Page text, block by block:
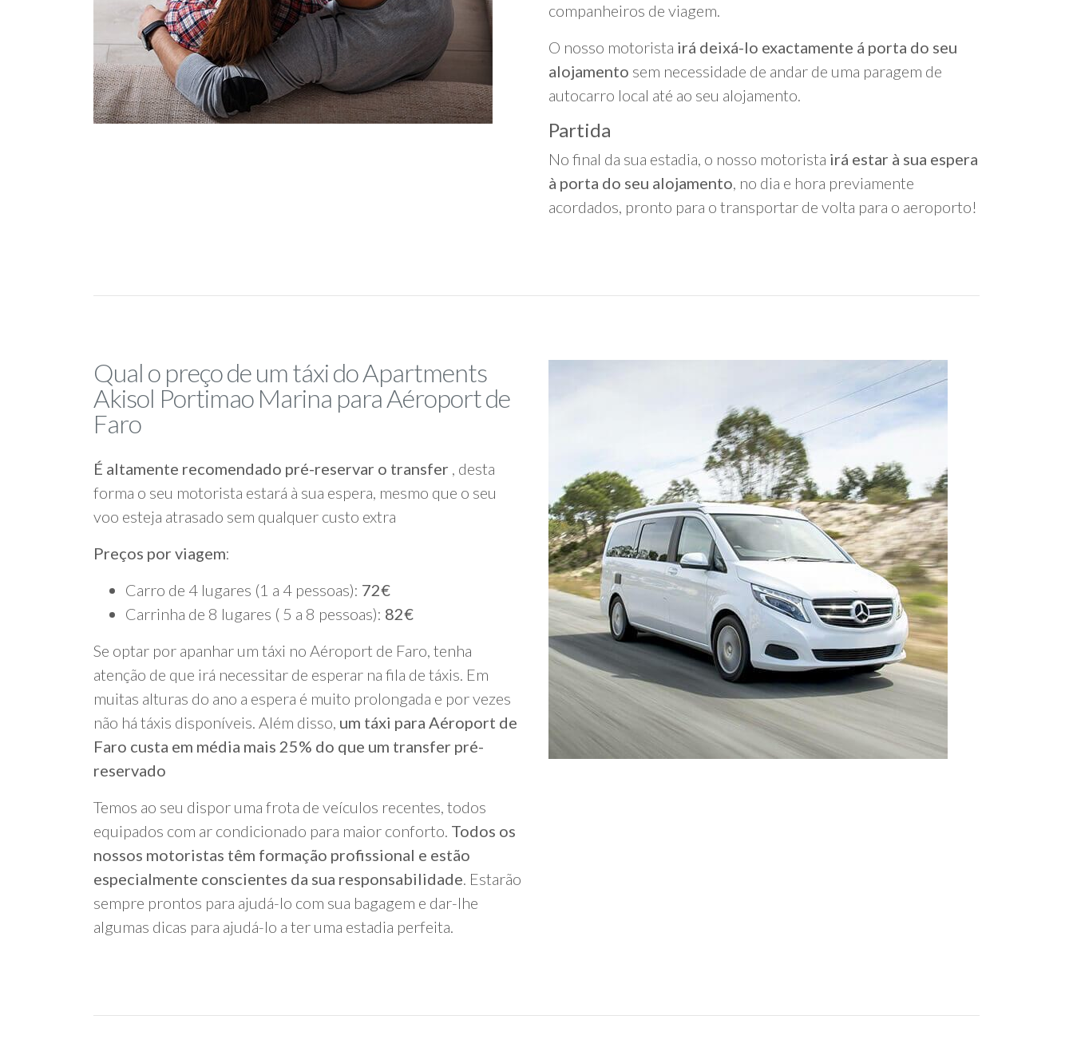
companheiros de viagem.
O nosso motorista irá deixá-lo exactamente á porta do seu
alojamento sem necessidade de andar de uma paragem de
autocarro local até ao seu alojamento.
Partida
No final da sua estadia, o nosso motorista irá estar à sua espera
à porta do seu alojamento, no dia e hora previamente
acordados, pronto para o transportar de volta para o aeroporto!
Qual o preço de um táxi do Apartments
Akisol Portimao Marina para Aéroport de
Faro
É altamente recomendado pré-reservar o transfer , desta
forma o seu motorista estará à sua espera, mesmo que o seu
voo esteja atrasado sem qualquer custo extra
Preços por viagem:
Carro de 4 lugares (1 a 4 pessoas): 72€
Carrinha de 8 lugares ( 5 a 8 pessoas): 82€
Se optar por apanhar um táxi no Aéroport de Faro, tenha
atenção de que irá necessitar de esperar na fila de táxis. Em
muitas alturas do ano a espera é muito prolongada e por vezes
não há táxis disponíveis. Além disso, um táxi para Aéroport de
Faro custa em média mais 25% do que um transfer pré-
reservado
Temos ao seu dispor uma frota de veículos recentes, todos
equipados com ar condicionado para maior conforto. Todos os
nossos motoristas têm formação profissional e estão
especialmente conscientes da sua responsabilidade. Estarão
sempre prontos para ajudá-lo com sua bagagem e dar-lhe
algumas dicas para ajudá-lo a ter uma estadia perfeita.